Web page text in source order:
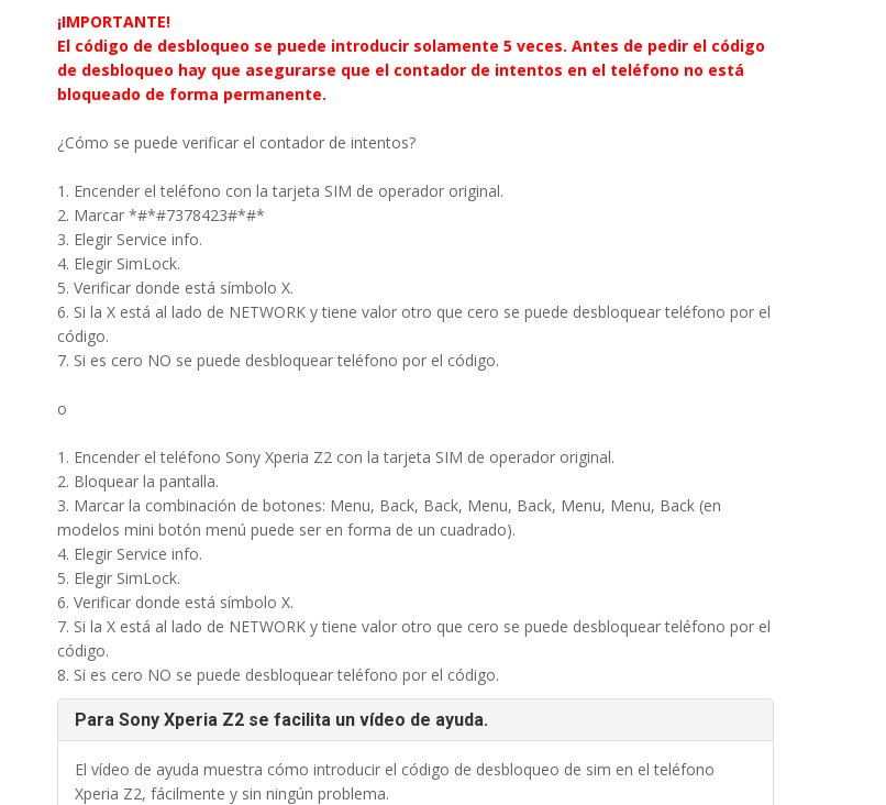
¡IMPORTANTE!
El código de desbloqueo se puede introducir solamente 5 veces. Antes de pedir el código
de desbloqueo hay que asegurarse que el contador de intentos en el teléfono no está
bloqueado de forma permanente.
¿Cómo se puede verificar el contador de intentos?
1. Encender el teléfono con la tarjeta SIM de operador original.
2. Marcar *#*#7378423#*#*
3. Elegir Service info.
4. Elegir SimLock.
5. Verificar donde está símbolo X.
6. Si la X está al lado de NETWORK y tiene valor otro que cero se puede desbloquear teléfono por el
código.
7. Si es cero NO se puede desbloquear teléfono por el código.
o
1. Encender el teléfono Sony Xperia Z2 con la tarjeta SIM de operador original.
2. Bloquear la pantalla.
3. Marcar la combinación de botones: Menu, Back, Back, Menu, Back, Menu, Menu, Back (en
modelos mini botón menú puede ser en forma de un cuadrado).
4. Elegir Service info.
5. Elegir SimLock.
6. Verificar donde está símbolo X.
7. Si la X está al lado de NETWORK y tiene valor otro que cero se puede desbloquear teléfono por el
código.
8. Si es cero NO se puede desbloquear teléfono por el código.
Para Sony Xperia Z2 se facilita un vídeo de ayuda.
El vídeo de ayuda muestra cómo introducir el código de desbloqueo de sim en el teléfono
Xperia Z2, fácilmente y sin ningún problema.